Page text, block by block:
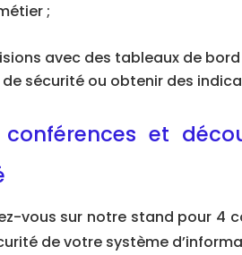
;
avec des tableaux de
sécurité ou obtenir des
et
vous sur notre stand pour 4
de votre système